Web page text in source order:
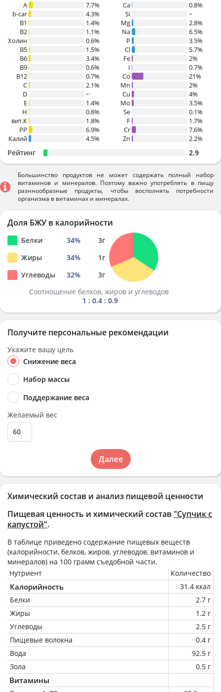
Химический состав и анализ пищевой ценности
Пищевая ценность и химический состав "Супчик с
капустой".
В таблице приведено содержание пищевых веществ
(калорийности, белков, жиров, углеводов, витаминов и
минералов) на 100 грамм съедобной части.
Нутриент
Количество
Калорийность
31.4 ккал
Белки
2.7 г
Жиры
1.2 г
Углеводы
2.5 г
Пищевые волокна
0.4 г
Вода
92.5 г
Зола
0.5 г
Витамины
A
7.7%
b-car
4.3%
В1
1.4%
B2
1.1%
Холин
0.6%
B5
1.5%
B6
3.4%
B9
0.6%
B12
0.7%
C
2.1%
D
~
E
1.4%
H
0.8%
вит.К
1.8%
PP
6.9%
Калий
4.5%
Ca
0.8%
Si
~
Mg
2.8%
Na
6.5%
P
3.5%
Cl
5.7%
Fe
2%
I
0.7%
Co
21%
Mn
2%
Cu
4%
Mo
3.5%
Se
0.1%
F
1.7%
Cr
7.6%
Zn
2.2%
Рейтинг 2.9
Большинство продуктов не может содержать полный набор
витаминов и минералов. Поэтому важно употреблять в пищу
разннообразные продукты, чтобы восполнять потребности
организма в витаминах и минералах.
Доля БЖУ в калорийности
Белки 34% 3г
Жиры
34% 1г
Углеводы
32% 3г
Соотношение белков, жиров и углеводов
1 : 0.4 : 0.9
Получите персональные рекомендации
Укажите вашу цель
Снижение веса
Набор массы
Поддержание веса
Желаемый вес
Далее